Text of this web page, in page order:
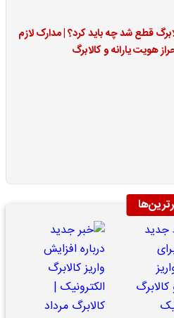
قطع شد چه باید کرد؟ | مدارک لازم
هویت یارانه و کالابرگ